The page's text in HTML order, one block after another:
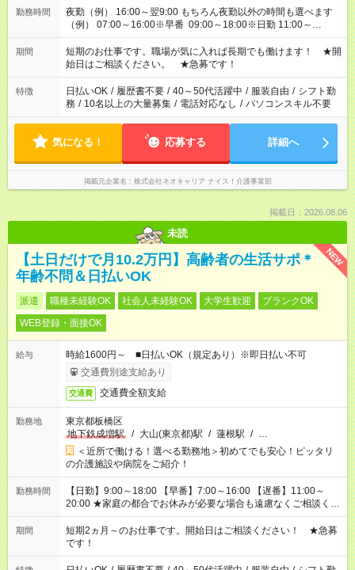
勤務時間
夜勤（例） 16:00～翌9:00 もちろん夜勤以外の時間も選べます
（例） 07:00～16:00※早番 09:00～18:00※日勤 11:00～
20:00※遅番 ※時間は、固定・選べる施設もあるので、ご希望が
あれば調整できます！ ※シフト制。勤務地により実働時間が異
なります。★家庭の都合でお休みが必要な場合も遠慮なくご相談
ください。
期間
短期のお仕事です。職場が気に入れば長期でも働けます！ ★開
始日はご相談ください。 ★急募です！
特徴 日払いOK / 履歴書不要 / 40～50代活躍中 / 服装自由 / シフト勤
務 / 10名以上の大量募集 / 電話対応なし / パソコンスキル不要
気になる！ 応募する 詳細へ
掲載元企業名 株式会社ネオキャリア ナイス！介護事業部
掲載日：2026.08.06
未読
NEW
【土日だけで月10.2万円】高齢者の生活サポ＊
年齢不問＆日払いOK
派遣 職種未経験OK 社会人未経験OK 大学生歓迎
ブランクOK
WEB登録・面接OK
給与
時給1600円～ ■日払いOK（規定あり）※即日払い不可
交通費別途支給あり
交通費 交通費全額支給
勤務地
東京都板橋区
地下鉄成増駅
/ 大山(東京都)駅 / 蓮根駅 / …
＜近所で働ける！選べる勤務地＞初めてでも安心！ピッタリ
の介護施設や病院をご紹介！
勤務時間
【日勤】9:00～18:00 【早番】7:00～16:00 【遅番】11:00～
20:00 ★家庭の都合でお休みが必要な場合も遠慮なくご相談くだ
さい。
期間
短期2ヵ月～のお仕事です。開始日はご相談ください！ ★急募
です！